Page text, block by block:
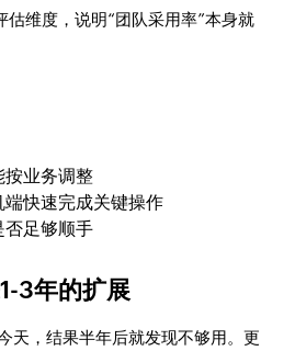
估维度，说明“团队采用率”本身就
按业务调整
快速完成关键操作
否足够顺手
3年的扩展
天，结果半年后就发现不够用。更